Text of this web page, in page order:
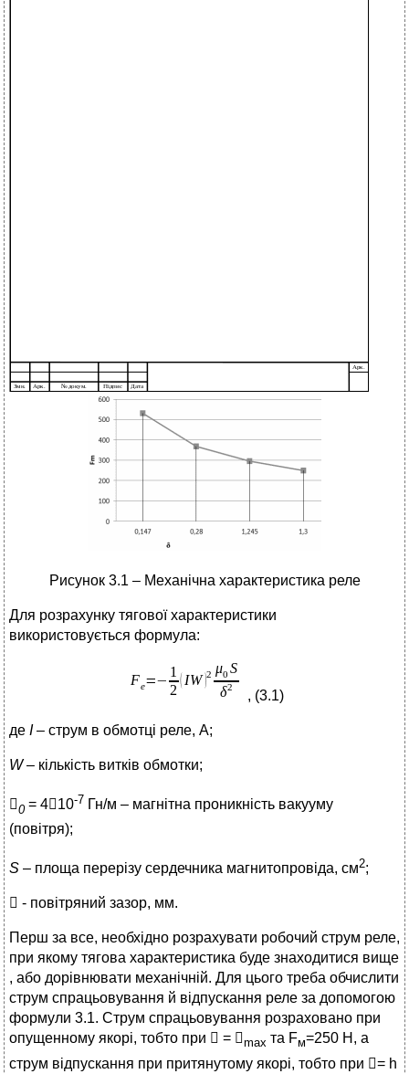
Рисунок 3.1 – Механічна характеристика реле
Для розрахунку тягової характеристики
використовується формула:
, (3.1)
де I– струм в обмотці реле, А;
W– кількість витків обмотки;
0 = 410-7 Гн/м – магнітна проникність вакууму
(повітря);
S – площа перерізу сердечника магнитопровіда, см2;
 - повітряний зазор, мм.
Перш за все, необхідно розрахувати робочий струм реле,
при якому тягова характеристика буде знаходитися вище
, або дорівнювати механічній. Для цього треба обчислити
струм спрацьовування й відпускання реле за допомогою
формули 3.1. Струм спрацьовування розраховано при
опущенному якорі, тобто при  = max та Fм=250 Н, а
струм відпускання при притянутому якорі, тобто при = h